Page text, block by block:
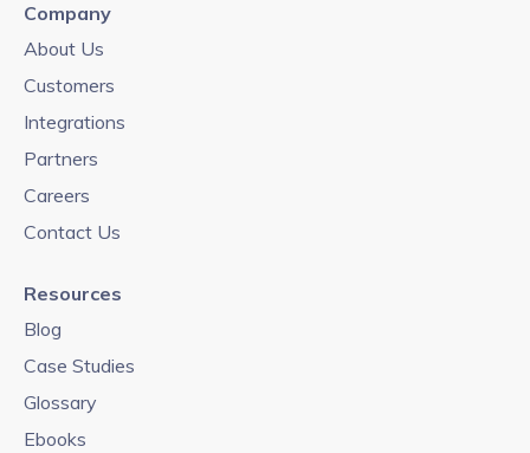
Company
About Us
Customers
Integrations
Partners
Careers
Contact Us
Resources
Blog
Case Studies
Glossary
Ebooks